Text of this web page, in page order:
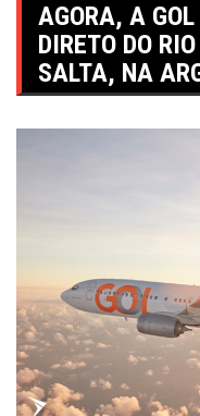
AGORA, A
DIRETO DO
SALTA, NA